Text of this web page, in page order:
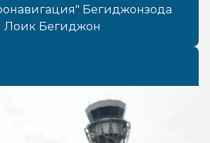
Бегиджонзода
Лоик Бегиджон